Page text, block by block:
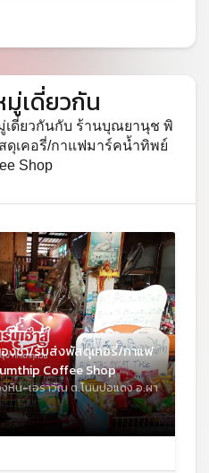
เดี่ยวกัน
ดี่ยวกันกับ ร้านบุณยานุช พิ
ดุเคอรี่/กาแฟมาร์คน้ำทิพย์
Shop
งชำ/รับส่งพัสดุเคอรี่/กาแฟ
Coffee Shop
หิน-เอราวัณ ต.โนนปอแดง อ.ผา